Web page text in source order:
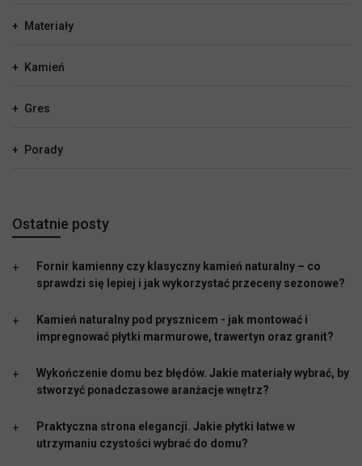
Materiały
Kamień
Gres
Porady
Ostatnie posty
Fornir kamienny czy klasyczny kamień naturalny – co
sprawdzi się lepiej i jak wykorzystać przeceny sezonowe?
Kamień naturalny pod prysznicem - jak montować i
impregnować płytki marmurowe, trawertyn oraz granit?
Wykończenie domu bez błędów. Jakie materiały wybrać, by
stworzyć ponadczasowe aranżacje wnętrz?
Praktyczna strona elegancji. Jakie płytki łatwe w
utrzymaniu czystości wybrać do domu?